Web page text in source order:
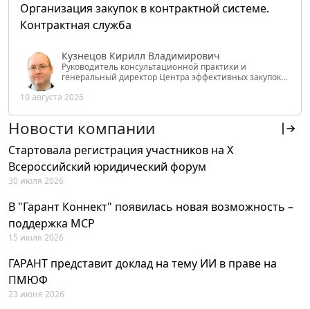
Организация закупок в контрактной системе.
Контрактная служба
Кузнецов Кирилл Владимирович
Руководитель консультационной практики и
генеральный директор Центра эффективных закупок
РФ
10 августа 2026
Новости компании
Стартовала регистрация участников на X
Всероссийский юридический форум
30 июля 2026
В "Гарант Коннект" появилась новая возможность –
поддержка MCP
15 июля 2026
ГАРАНТ представит доклад на тему ИИ в праве на
ПМЮФ
23 июня 2026